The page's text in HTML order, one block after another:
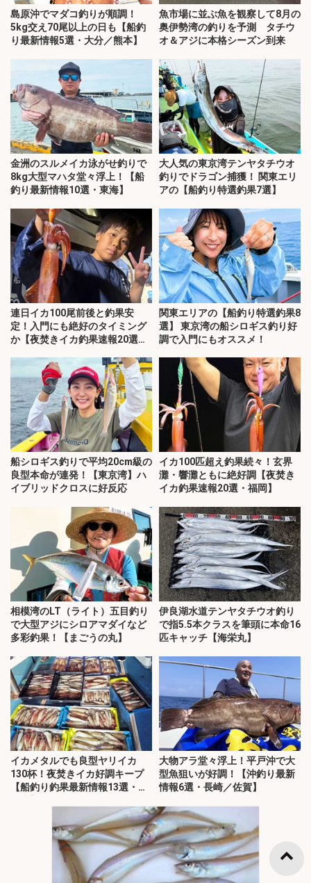
島原沖でマダコ釣りが順調！
5kg交え70尾以上の日も【船釣
り最新情報5選・大分／熊本】
魚市場に並ぶ魚を観察して8月の
奥伊勢湾の釣りを予測 タチウ
オ＆アジに本格シーズン到来
金洲のスルメイカ泳がせ釣りで
8kg大型マハタ堂々浮上！【船
釣り最新情報10選・東海】
大人気の東京湾テンヤタチウオ
釣りでドラゴン捕獲！ 関東エリ
アの【船釣り特選釣果7選】
連日イカ100尾前後と釣果安
定！入門にも絶好のタイミング
か【夜焚きイカ釣果速報20選・
関東エリアの【船釣り特選釣果8
選】 東京湾の船シロギス釣り好
調で入門にもオススメ！
船シロギス釣りで平均20cm級の
良型本命が連発！【東京湾】ハ
イブリッドクロスに好反応
イカ100匹超え釣果続々！玄界
灘・響灘ともに絶好調【夜焚き
イカ釣果速報20選・福岡】
相模湾のLT（ライト）五目釣り
で大型アジにシロアマダイなど
多彩釣果！【まごうの丸】
伊良湖水道テンヤタチウオ釣り
で指5.5本クラスを筆頭に本命16
匹キャッチ【海栄丸】
イカメタルでも良型ヤリイカ
130杯！夜焚きイカ好調キープ
【船釣り釣果最新情報13選・玄
大物アラ堂々浮上！平戸沖で大
型魚狙いが好調！【沖釣り最新
情報6選・長崎／佐賀】